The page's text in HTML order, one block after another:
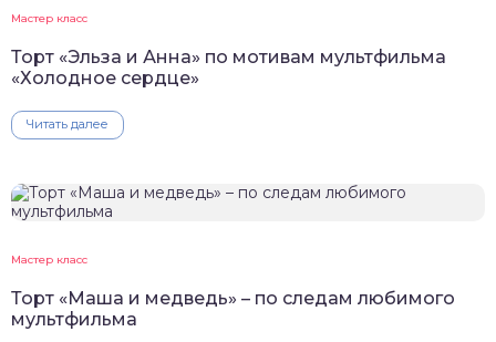
Мастер класс
Торт «Эльза и Анна» по мотивам мультфильма
«Холодное сердце»
Читать далее
Мастер класс
Торт «Маша и медведь» – по следам любимого
мультфильма